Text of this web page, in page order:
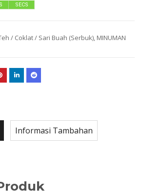
SECS
/ Coklat / Sari Buah (Serbuk), MINUMAN
Informasi Tambahan